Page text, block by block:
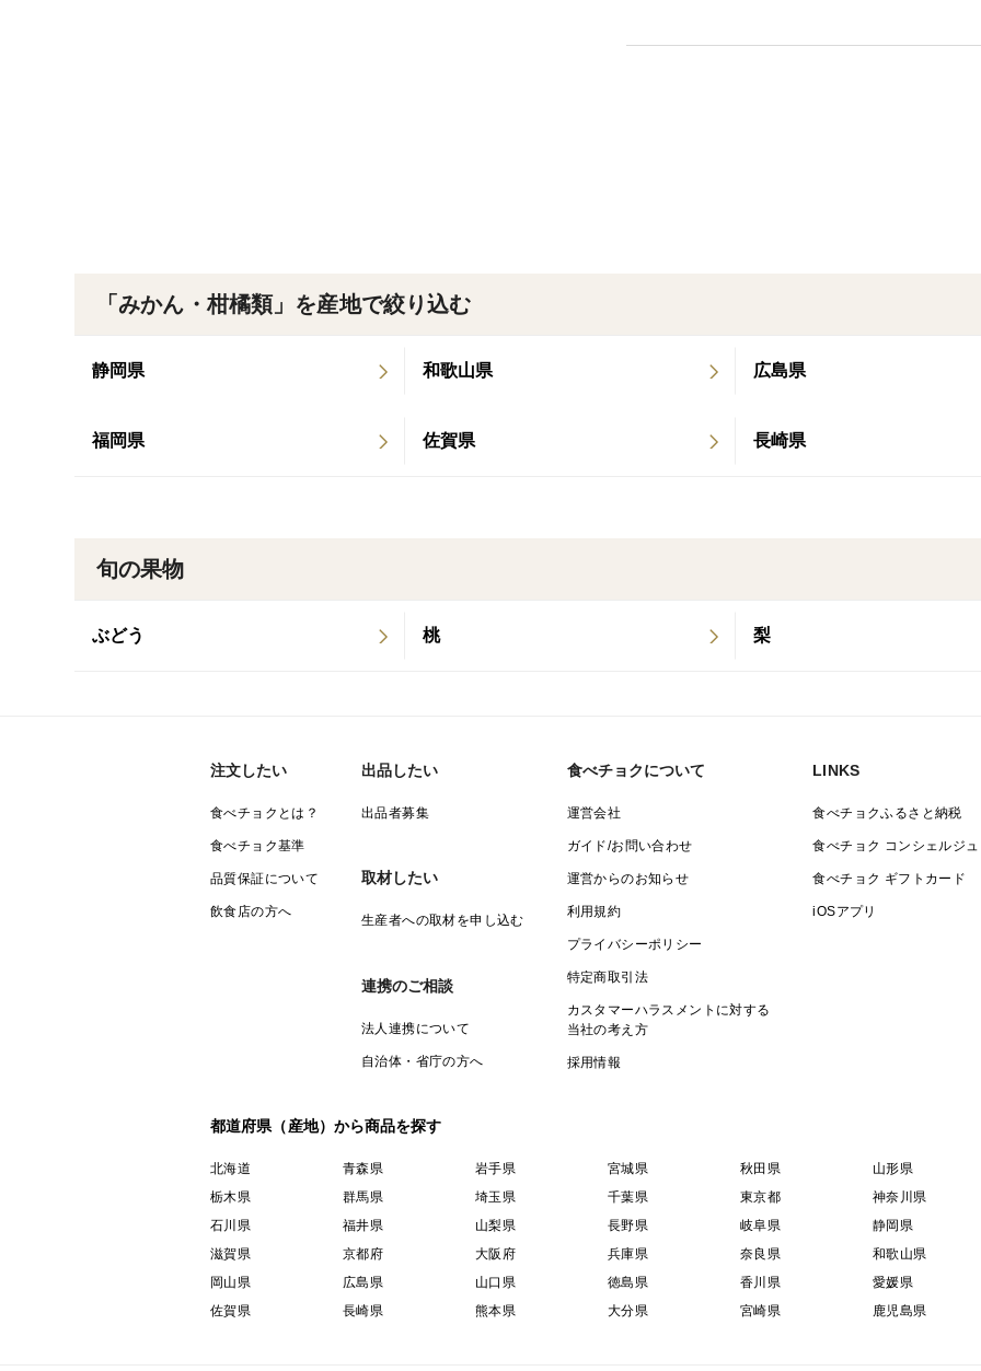
紀の川がもたらす温暖な気候と肥沃な土
生産されています。
「みかん・柑橘類」を産地で絞り込む
静岡県 和歌山県 広島県
福岡県 佐賀県 長崎県
旬の果物
ぶどう 桃 梨
注文したい
食べチョクとは？
食べチョク基準
品質保証について
飲食店の方へ
出品したい
出品者募集
取材したい
生産者への取材を申し込む
連携のご相談
法人連携について
自治体・省庁の方へ
食べチョクについて
運営会社
ガイド/お問い合わせ
運営からのお知らせ
利用規約
プライバシーポリシー
特定商取引法
カスタマーハラスメントに対する
当社の考え方
採用情報
LINKS
食べチョクふるさと納税
食べチョク コンシェルジュ
食べチョク ギフトカード
iOSアプリ
都道府県（産地）から商品を探す
北海道 青森県 岩手県 宮城県 秋田県
山形県
栃木県
群馬県 埼玉県 千葉県 東京都
神奈川県
石川県
福井県 山梨県 長野県 岐阜県
静岡県
滋賀県
京都府 大阪府 兵庫県 奈良県
和歌山県
岡山県
広島県 山口県 徳島県 香川県
愛媛県
佐賀県
長崎県 熊本県 大分県 宮崎県 鹿児島県